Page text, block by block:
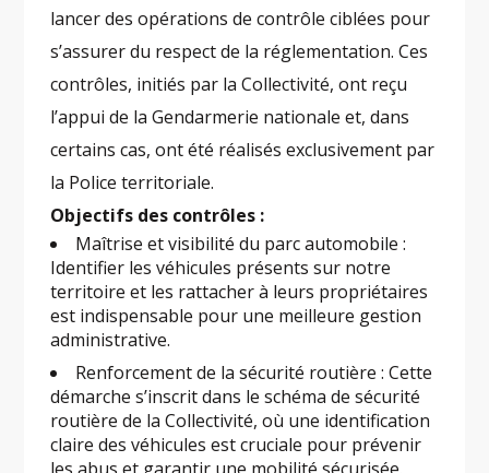
lancer des opérations de contrôle ciblées pour
s’assurer du respect de la réglementation. Ces
contrôles, initiés par la Collectivité, ont reçu
l’appui de la Gendarmerie nationale et, dans
certains cas, ont été réalisés exclusivement par
la Police territoriale.
Objectifs des contrôles :
Maîtrise et visibilité du parc automobile :
Identifier les véhicules présents sur notre
territoire et les rattacher à leurs propriétaires
est indispensable pour une meilleure gestion
administrative.
Renforcement de la sécurité routière : Cette
démarche s’inscrit dans le schéma de sécurité
routière de la Collectivité, où une identification
claire des véhicules est cruciale pour prévenir